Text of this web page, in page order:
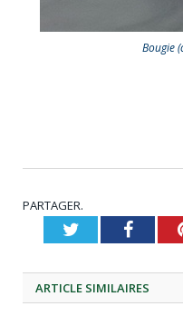
Bougie
PARTAGER.
Twitter
ARTICLE SIMILAIRES